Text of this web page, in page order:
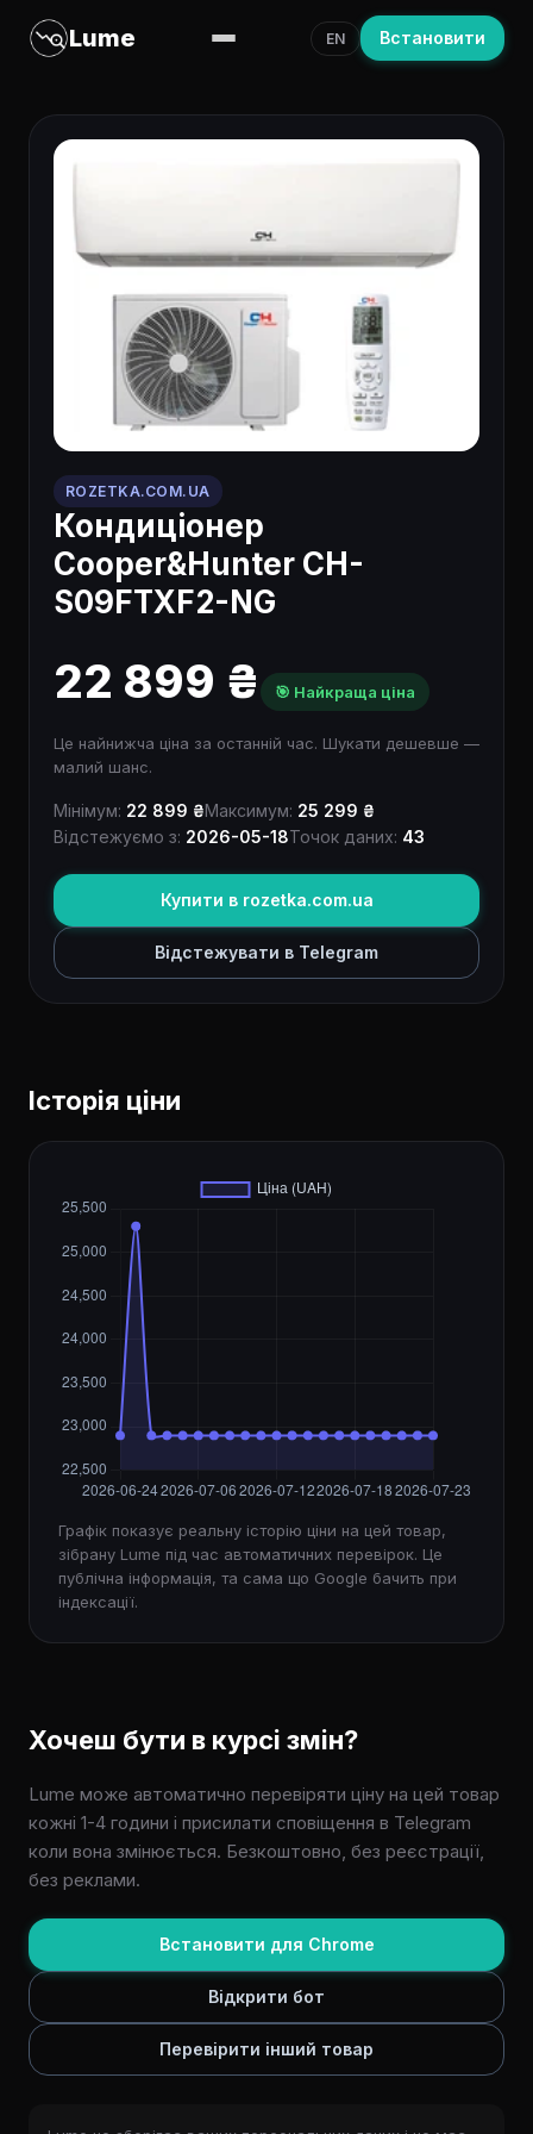
Lume EN Встановити
ROZETKA.COM.UA
Кондиціонер
Cooper&Hunter CH-
S09FTXF2-NG
22 899 ₴ 🎯 Найкраща ціна
Це найнижча ціна за останній час. Шукати дешевше —
малий шанс.
Мінімум: 22 899 ₴Максимум: 25 299 ₴
Відстежуємо з: 2026-05-18Точок даних: 43
Купити в rozetka.com.ua
Відстежувати в Telegram
Історія ціни
Графік показує реальну історію ціни на цей товар,
зібрану Lume під час автоматичних перевірок. Це
публічна інформація, та сама що Google бачить при
індексації.
Хочеш бути в курсі змін?
Lume може автоматично перевіряти ціну на цей товар
кожні 1-4 години і присилати сповіщення в Telegram
коли вона змінюється. Безкоштовно, без реєстрації,
без реклами.
Встановити для Chrome
Відкрити бот
Перевірити інший товар